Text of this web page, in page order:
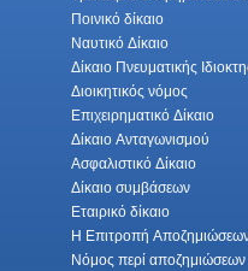
Ποινικό δίκαιο
Ναυτικό Δίκαιο
Δίκαιο Πνευματικής
Διοικητικός νόμος
Επιχειρηματικό Δίκαιο
Δίκαιο Ανταγωνισμού
Ασφαλιστικό Δίκαιο
Δίκαιο συμβάσεων
Εταιρικό δίκαιο
Η Επιτροπή
Νόμος περί αποζημιώσεων